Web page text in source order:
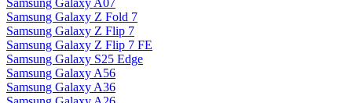
Samsung Galaxy A07
Samsung Galaxy Z Fold 7
Samsung Galaxy Z Flip 7
Samsung Galaxy Z Flip 7 FE
Samsung Galaxy S25 Edge
Samsung Galaxy A56
Samsung Galaxy A36